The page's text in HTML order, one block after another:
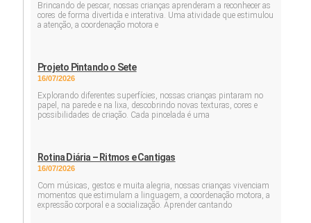
Brincando de pescar, nossas crianças aprenderam a reconhecer as
cores de forma divertida e interativa. Uma atividade que estimulou
a atenção, a coordenação motora e
Projeto Pintando o Sete
16/07/2026
Explorando diferentes superfícies, nossas crianças pintaram no
papel, na parede e na lixa, descobrindo novas texturas, cores e
possibilidades de criação. Cada pincelada é uma
Rotina Diária – Ritmos e Cantigas
16/07/2026
Com músicas, gestos e muita alegria, nossas crianças vivenciam
momentos que estimulam a linguagem, a coordenação motora, a
expressão corporal e a socialização. Aprender cantando